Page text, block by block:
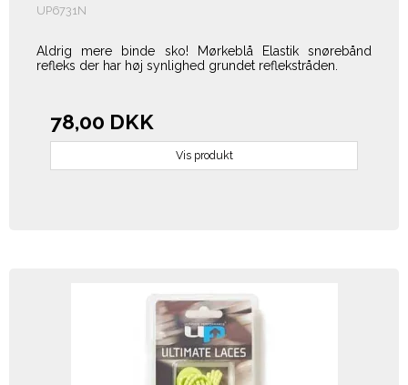
UP6731N
Aldrig mere binde sko! Mørkeblå Elastik snørebånd
refleks der har høj synlighed grundet reflekstråden.
78,00 DKK
Vis produkt